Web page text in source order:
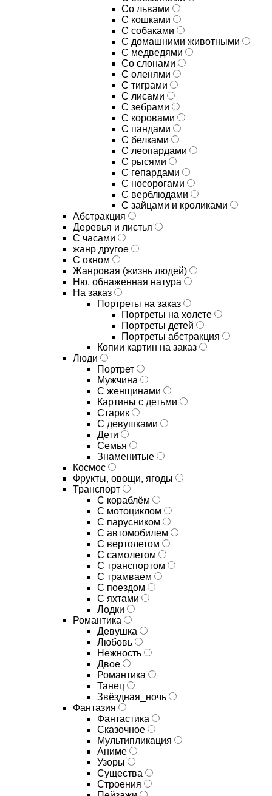
Со львами
С кошками
С собаками
С домашними животными
С медведями
Со слонами
С оленями
С тиграми
С лисами
С зебрами
С коровами
С пандами
С белками
С леопардами
С рысями
С гепардами
С носорогами
С верблюдами
С зайцами и кроликами
Абстракция
Деревья и листья
С часами
жанр другое
С окном
Жанровая (жизнь людей)
Ню, обнаженная натура
На заказ
Портреты на заказ
Портреты на холсте
Портреты детей
Портреты абстракция
Копии картин на заказ
Люди
Портрет
Мужчина
С женщинами
Картины с детьми
Старик
С девушками
Дети
Семья
Знаменитые
Космос
Фрукты, овощи, ягоды
Транспорт
С кораблём
С мотоциклом
С парусником
С автомобилем
С вертолетом
С самолетом
С транспортом
С трамваем
С поездом
С яхтами
Лодки
Романтика
Девушка
Любовь
Нежность
Двое
Романтика
Танец
Звёздная_ночь
Фантазия
Фантастика
Сказочное
Мультипликация
Аниме
Узоры
Существа
Строения